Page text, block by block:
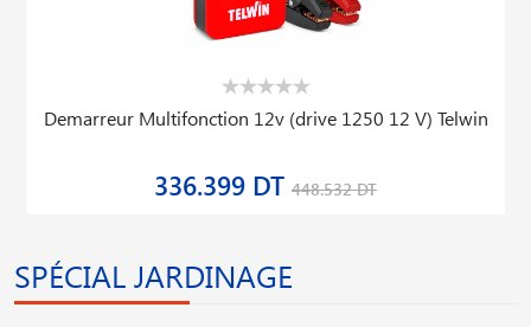
Demarreur Multifonction 12v (drive 1250 12 V) Telwin
336.399 DT 448.532 DT
SPÉCIAL JARDINAGE